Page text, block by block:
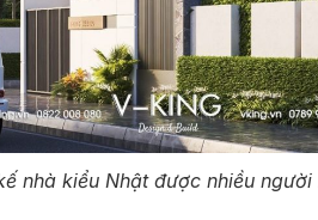
nhà kiểu Nhật được nhiều